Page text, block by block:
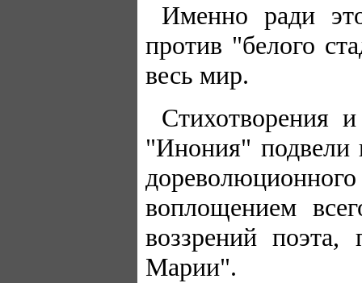
Именно ради
против "белого
весь мир.
Стихотворения
"Инония" подвели
воплощением
воззрений
Марии".